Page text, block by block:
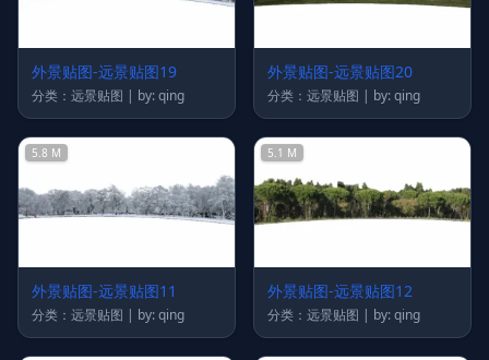
外景贴图-远景贴图19
分类：远景贴图 | by: qing
外景贴图-远景贴图20
分类：远景贴图 | by: qing
5.8 M
外景贴图-远景贴图11
分类：远景贴图 | by: qing
5.1 M
外景贴图-远景贴图12
分类：远景贴图 | by: qing